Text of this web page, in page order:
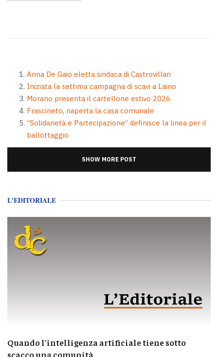
Anna De Gaio eletta sindaca di Castrovillari
Iniziata la settima campagna di scavi a Laino
Morano presenta il cartellone estivo 2026
Frascineto, riaperta la casa comunale
“Solidarietà e Partecipazione” definisce la linea per il
ballottaggio
SHOW MORE POST
L'EDITORIALE
Quando l'intelligenza artificiale tiene sotto
scacco una comunità